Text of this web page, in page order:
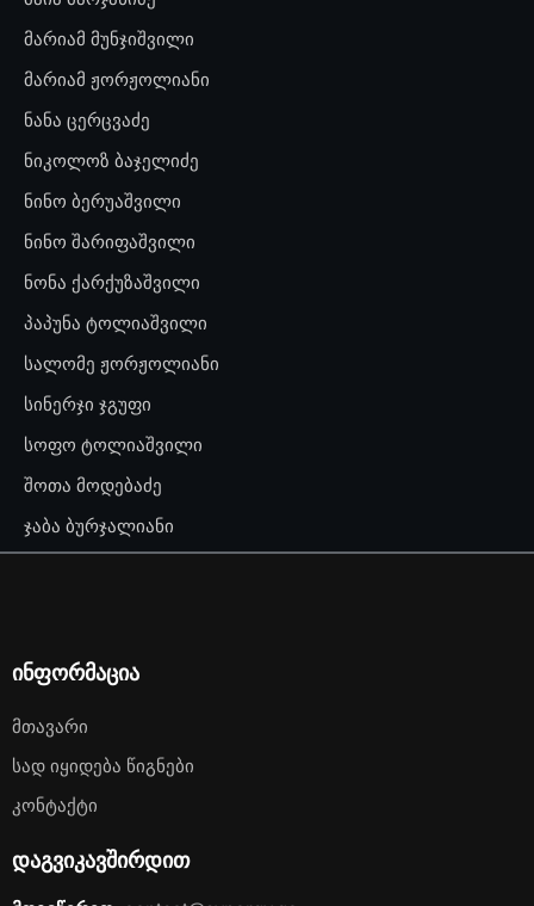
მარიამ მუნჯიშვილი
მარიამ ჟორჟოლიანი
ნანა ცერცვაძე
ნიკოლოზ ბაჯელიძე
ნინო ბერუაშვილი
ნინო შარიფაშვილი
ნონა ქარქუზაშვილი
პაპუნა ტოლიაშვილი
სალომე ჟორჟოლიანი
სინერჯი ჯგუფი
სოფო ტოლიაშვილი
შოთა მოდებაძე
ჯაბა ბურჯალიანი
ინფორმაცია
Მთავარი
Სად Იყიდება Წიგნები
Კონტაქტი
დაგვიკავშირდით